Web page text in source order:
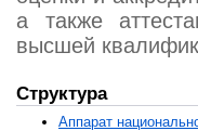
а также
высшей
Структура
Аппарат